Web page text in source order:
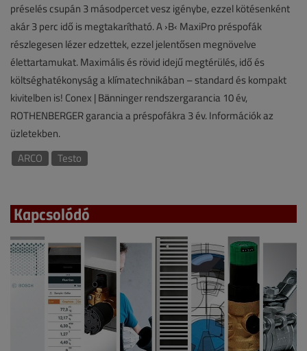
préselés csupán 3 másodpercet vesz igénybe, ezzel kötésenként
akár 3 perc idő is megtakarítható. A ›B‹ MaxiPro préspofák
részlegesen lézer edzettek, ezzel jelentősen megnövelve
élettartamukat. Maximális és rövid idejű megtérülés, idő és
költséghatékonyság a klímatechnikában – standard és kompakt
kivitelben is! Conex | Bänninger rendszergarancia 10 év,
ROTHENBERGER garancia a préspofákra 3 év. Információk az
üzletekben.
ARCO
Testo
Kapcsolódó